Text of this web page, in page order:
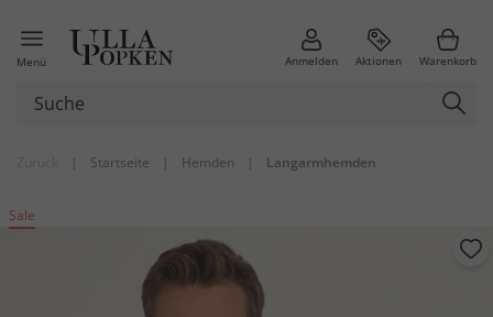
Menü Anmelden Aktionen Warenkorb
| Startseite | Hemden | Langarmhemden
Sale